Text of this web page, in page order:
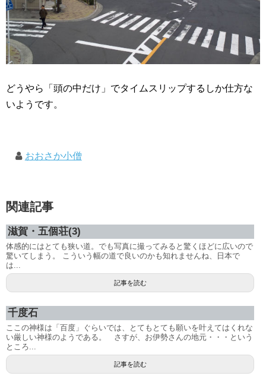
どうやら「頭の中だけ」でタイムスリップするしか仕方な
いようです。
おおさか小僧
関連記事
滋賀・五個荘(3)
体感的にはとても狭い道。でも写真に撮ってみると驚くほどに広いので
驚いてしまう。 こういう幅の道で良いのかも知れませんね、日本で
は...
記事を読む
千度石
ここの神様は「百度」ぐらいでは、とてもとても願いを叶えてはくれな
い厳しい神様のようである。 さすが、お伊勢さんの地元・・・という
ところ...
記事を読む